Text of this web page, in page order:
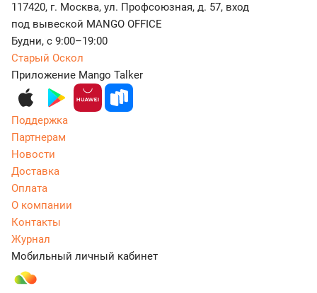
117420, г. Москва, ул. Профсоюзная, д. 57, вход
под вывеской MANGO OFFICE
Будни, с 9:00–19:00
Старый Оскол
Приложение Mango Talker
Поддержка
Партнерам
Новости
Доставка
Оплата
О компании
Контакты
Журнал
Мобильный личный кабинет